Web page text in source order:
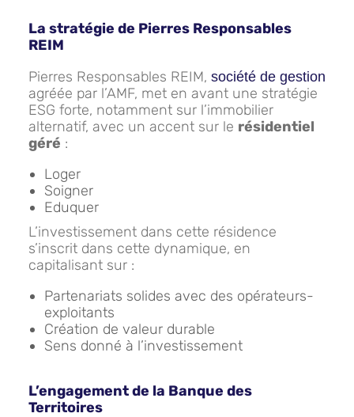
La stratégie de Pierres Responsables
REIM
Pierres Responsables REIM, société de gestion
agréée par l’AMF, met en avant une stratégie
ESG forte, notamment sur l’immobilier
alternatif, avec un accent sur le résidentiel
géré :
Loger
Soigner
Eduquer
L’investissement dans cette résidence
s’inscrit dans cette dynamique, en
capitalisant sur :
Partenariats solides avec des opérateurs-
exploitants
Création de valeur durable
Sens donné à l’investissement
L’engagement de la Banque des
Territoires